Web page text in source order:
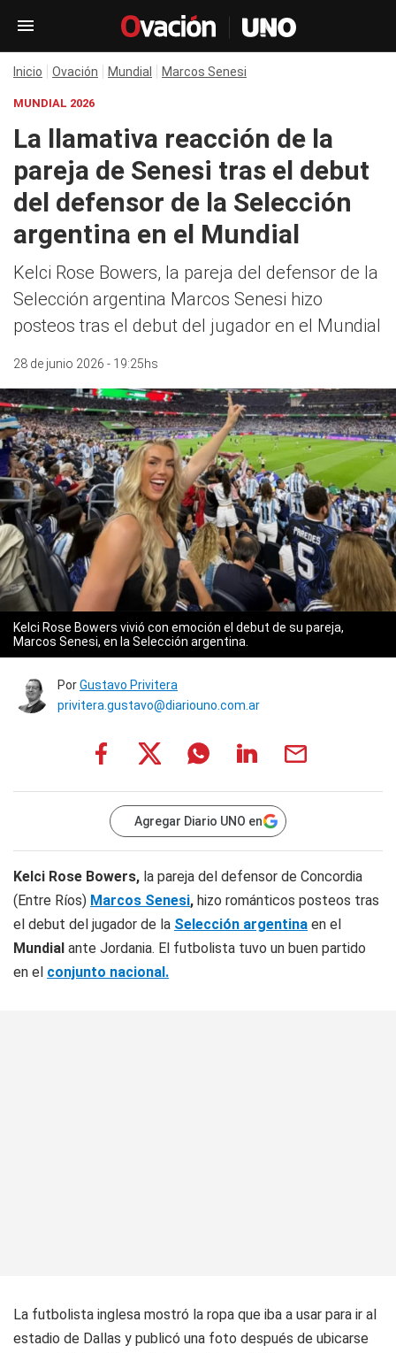
Inicio Ovación Mundial Marcos Senesi
MUNDIAL 2026
La llamativa reacción de la
pareja de Senesi tras el debut
del defensor de la Selección
argentina en el Mundial
Kelci Rose Bowers, la pareja del defensor de la
Selección argentina Marcos Senesi hizo
posteos tras el debut del jugador en el Mundial
28 de junio 2026 - 19:25hs
Kelci Rose Bowers vivió con emoción el debut de su pareja,
Marcos Senesi, en la Selección argentina.
PorGustavo Privitera
privitera.gustavo@diariouno.com.ar
Agregar Diario UNO en
Kelci Rose Bowers, la pareja del defensor de Concordia
(Entre Ríos) Marcos Senesi, hizo románticos posteos tras
el debut del jugador de la Selección argentina en el
Mundial ante Jordania. El futbolista tuvo un buen partido
en el conjunto nacional.
La futbolista inglesa mostró la ropa que iba a usar para ir al
estadio de Dallas y publicó una foto después de ubicarse